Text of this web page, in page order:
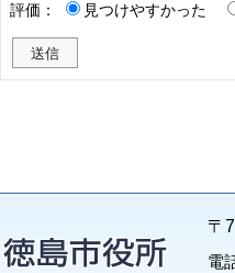
評価：
見つけやすかった
〒
電